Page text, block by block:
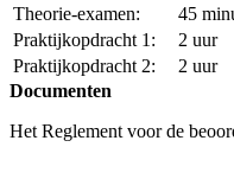
Theorie-examen:
45
Praktijkopdracht 1:
2 uur
Praktijkopdracht 2:
2 uur
Documenten
Het Reglement voor de